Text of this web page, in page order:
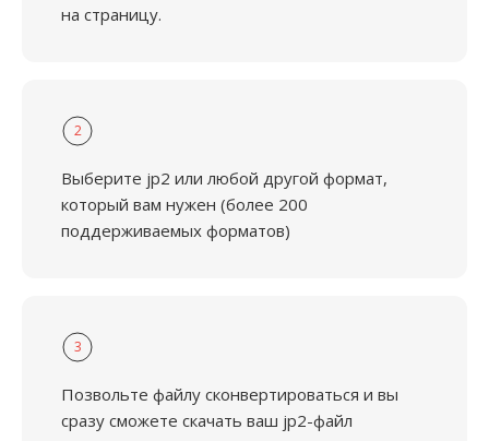
на страницу.
2
Выберите jp2 или любой другой формат,
который вам нужен (более 200
поддерживаемых форматов)
3
Позвольте файлу сконвертироваться и вы
сразу сможете скачать ваш jp2-файл